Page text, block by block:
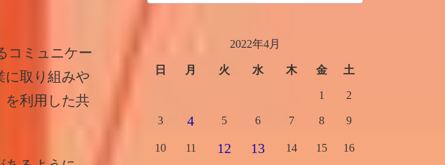
コミュニケー
に取り組みや
を利用した共
2022年4月
日 月 火 水 木 金 土
1 2
3 4 5 6 7 8 9
10 11 12 13 14 15 16